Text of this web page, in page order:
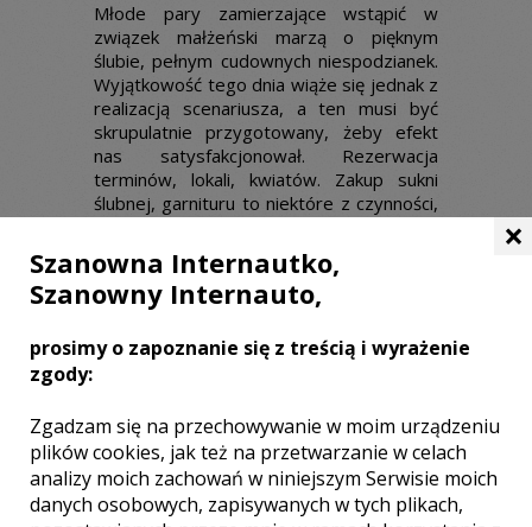
Młode pary zamierzające wstąpić w
związek małżeński marzą o pięknym
ślubie, pełnym cudownych niespodzianek.
Wyjątkowość tego dnia wiąże się jednak z
realizacją scenariusza, a ten musi być
skrupulatnie przygotowany, żeby efekt
nas satysfakcjonował. Rezerwacja
terminów, lokali, kwiatów. Zakup sukni
ślubnej, garnituru to niektóre z czynności,
para pragnie zaprezentować się w
wyjątkowy sposób, więc warto pomyśleć
osamochodzie, który będzie
gości z pewnością będą zwrócone
urzędu.
×
Szanowna Internautko,
Szanowny Internauto,
prosimy o zapoznanie się z treścią i wyrażenie
zgody:
Zgadzam się na przechowywanie w moim urządzeniu
plików cookies, jak też na przetwarzanie w celach
analizy moich zachowań w niniejszym Serwisie moich
danych osobowych, zapisywanych w tych plikach,